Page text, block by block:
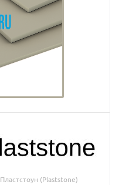
Пластстоун (Plaststone)